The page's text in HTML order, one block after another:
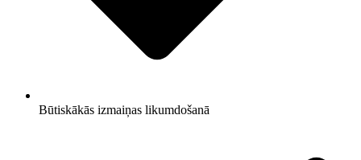
Būtiskākās izmaiņas likumdošanā